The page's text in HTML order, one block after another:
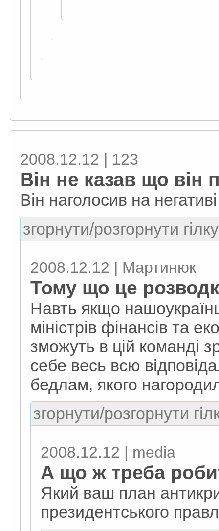
2008.12.12 | 123
Він не казав що він
Він наголосив на
згорнути/розгорнути
2008.12.12 | Мартинюк
Тому що це
Навть якщо
міністрів фінансів та
зможуть в цій команді
себе весь всю
бедлам, якого
згорнути/розгорнути
2008.12.12 | media
А що ж треба
Який ваш план
президентського